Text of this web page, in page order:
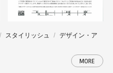
スタイリッシュ
デザイン・ア
MORE